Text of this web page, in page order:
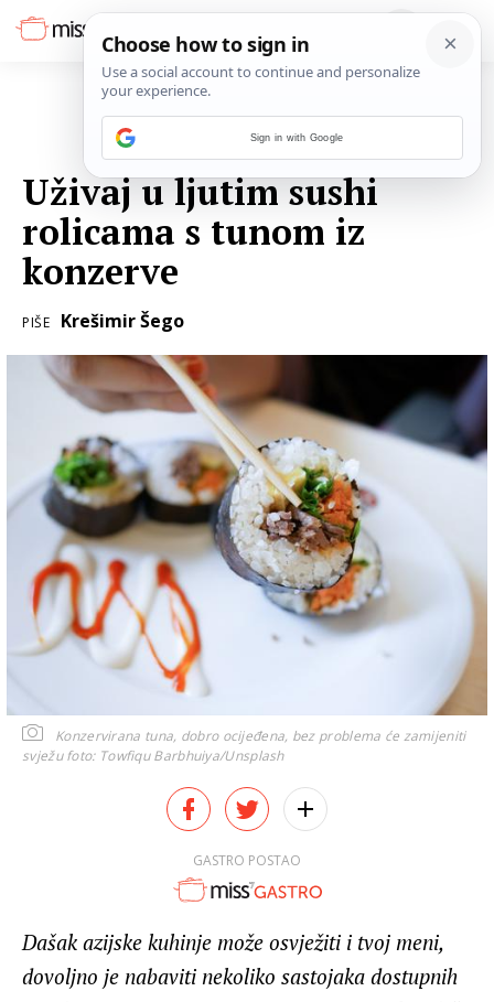
Uživaj u ljutim sushi
rolicama s tunom iz
konzerve
PIŠE Krešimir Šego
Konzervirana tuna, dobro ocijeđena, bez problema će zamijeniti
svježufoto: Towfiqu Barbhuiya/Unsplash
GASTRO POSTAO
Dašak azijske kuhinje može osvježiti i tvoj meni,
dovoljno je nabaviti nekoliko sastojaka dostupnih
Sign in with Google